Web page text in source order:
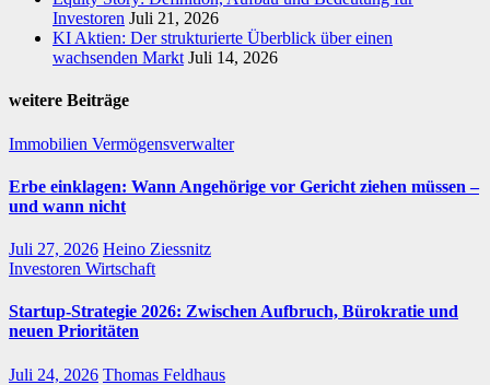
Investoren Juli 21, 2026
KI Aktien: Der strukturierte Überblick über einen
wachsenden Markt Juli 14, 2026
weitere Beiträge
Immobilien Vermögensverwalter
Erbe einklagen: Wann Angehörige vor Gericht ziehen müssen –
und wann nicht
Juli 27, 2026 Heino Ziessnitz
Investoren Wirtschaft
Startup-Strategie 2026: Zwischen Aufbruch, Bürokratie und
neuen Prioritäten
Juli 24, 2026 Thomas Feldhaus